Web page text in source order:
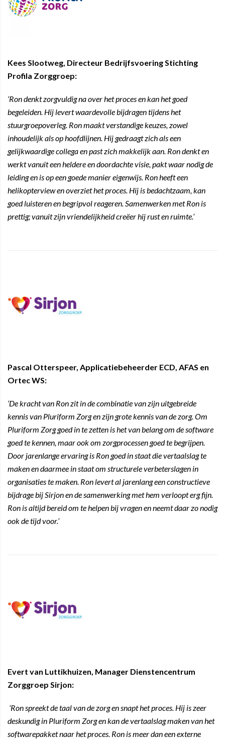
Kees Slootweg, Directeur Bedrijfsvoering Stichting
Profila Zorggroep:
‘Ron denkt zorgvuldig na over het proces en kan het goed
begeleiden. Hij levert waardevolle bijdragen tijdens het
stuurgroepoverleg. Ron maakt verstandige keuzes, zowel
inhoudelijk als op hoofdlijnen. Hij gedraagt zich als een
gelijkwaardige collega en past zich makkelijk aan. Ron denkt en
werkt vanuit een heldere en doordachte visie, pakt waar nodig de
leiding en is op een goede manier eigenwijs. Ron heeft een
helikopterview en overziet het proces. Hij is bedachtzaam, kan
goed luisteren en begripvol reageren. Samenwerken met Ron is
prettig; vanuit zijn vriendelijkheid creëer hij rust en ruimte.’
Pascal Otterspeer, Applicatiebeheerder ECD, AFAS en
Ortec WS:
‘De kracht van Ron zit in de combinatie van zijn uitgebreide
kennis van Pluriform Zorg en zijn grote kennis van de zorg. Om
Pluriform Zorg goed in te zetten is het van belang om de software
goed te kennen, maar ook om zorgprocessen goed te begrijpen.
Door jarenlange ervaring is Ron goed in staat die vertaalslag te
maken en daarmee in staat om structurele verbeterslagen in
organisaties te maken. Ron levert al jarenlang een constructieve
bijdrage bij Sirjon en de samenwerking met hem verloopt erg fijn.
Ron is altijd bereid om te helpen bij vragen en neemt daar zo nodig
ook de tijd voor.’
Evert van Luttikhuizen, Manager Dienstencentrum
Zorggroep Sirjon:
‘Ron spreekt de taal van de zorg en snapt het proces. Hij is zeer
deskundig in Pluriform Zorg en kan de vertaalslag maken van het
softwarepakket naar het proces. Ron is meer dan een externe